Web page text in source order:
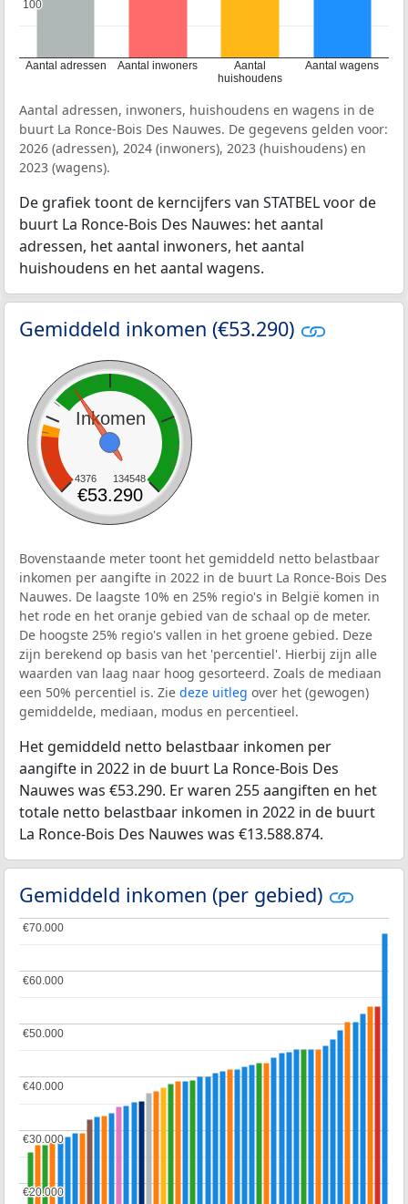
Aantal adressen Aantal inwoners
Aantal
huishoudens
Aantal wagens
100
100
Aantal adressen, inwoners, huishoudens en wagens in de
buurt La Ronce-Bois Des Nauwes. De gegevens gelden voor:
2026 (adressen), 2024 (inwoners), 2023 (huishoudens) en
2023 (wagens).
De grafiek toont de kerncijfers van STATBEL voor de
buurt La Ronce-Bois Des Nauwes: het aantal
adressen, het aantal inwoners, het aantal
huishoudens en het aantal wagens.
Gemiddeld inkomen (€53.290)
Inkomen
4376 134548
€53.290
Bovenstaande meter toont het gemiddeld netto belastbaar
inkomen per aangifte in 2022 in de buurt La Ronce-Bois Des
Nauwes. De laagste 10% en 25% regio's in België komen in
het rode en het oranje gebied van de schaal op de meter.
De hoogste 25% regio's vallen in het groene gebied. Deze
zijn berekend op basis van het 'percentiel'. Hierbij zijn alle
waarden van laag naar hoog gesorteerd. Zoals de mediaan
een 50% percentiel is. Zie deze uitleg over het (gewogen)
gemiddelde, mediaan, modus en percentieel.
Het gemiddeld netto belastbaar inkomen per
aangifte in 2022 in de buurt La Ronce-Bois Des
Nauwes was €53.290. Er waren 255 aangiften en het
totale netto belastbaar inkomen in 2022 in de buurt
La Ronce-Bois Des Nauwes was €13.588.874.
Gemiddeld inkomen (per gebied)
€20.000
€20.000
€30.000
€30.000
€40.000
€40.000
€50.000
€50.000
€60.000
€60.000
€70.000
€70.000